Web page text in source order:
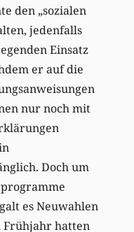
den „sozialen
jedenfalls
Einsatz
er auf die
nur noch mit
Doch um
es Neuwahlen
Frühjahr hatten